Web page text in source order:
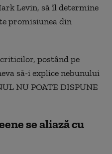
Levin, să îl determine
promisiunea din
postând pe
să-i explice nebunului
NU POATE DISPUNE
se aliază cu